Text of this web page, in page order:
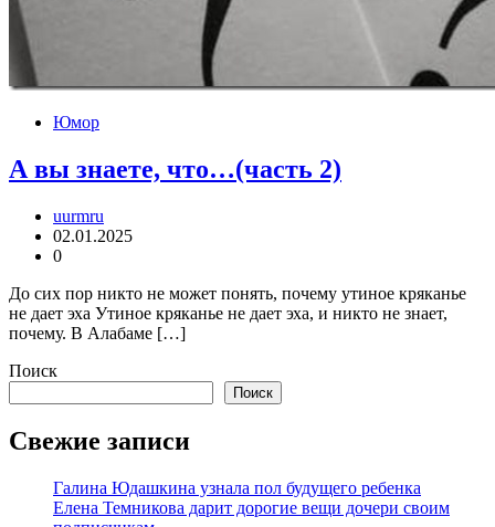
Юмор
А вы знаете, что…(часть 2)
uurmru
02.01.2025
0
До сих пор никто не может понять, почему утиное кряканье
не дает эха Утиное кряканье не дает эха, и никто не знает,
почему. В Алабаме […]
Поиск
Поиск
Свежие записи
Галина Юдашкина узнала пол будущего ребенка
Елена Темникова дарит дорогие вещи дочери своим